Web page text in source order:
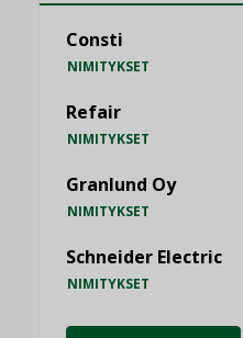
Consti
NIMITYKSET
Refair
NIMITYKSET
Granlund Oy
NIMITYKSET
Schneider Electric
NIMITYKSET